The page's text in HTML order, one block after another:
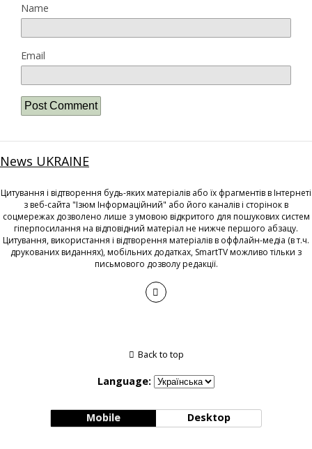
Name
Email
News UKRAINE
Цитування і відтворення будь-яких матеріалів або їх фрагментів в Інтернеті
з веб-сайта "Ізюм Інформаційний" або його каналів і сторінок в
соцмережах дозволено лише з умовою відкритого для пошукових систем
гіперпосилання на відповідний матеріал не нижче першого абзацу.
Цитування, використання і відтворення матеріалів в оффлайн-медіа (в т.ч.
друкованих виданнях), мобільних додатках, SmartTV можливо тільки з
письмового дозволу редакції.
Back to top
Language:
Mobile Desktop